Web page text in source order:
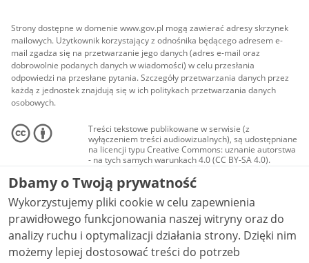
Strony dostępne w domenie www.gov.pl mogą zawierać adresy skrzynek
mailowych. Użytkownik korzystający z odnośnika będącego adresem e-
mail zgadza się na przetwarzanie jego danych (adres e-mail oraz
dobrowolnie podanych danych w wiadomości) w celu przesłania
odpowiedzi na przesłane pytania. Szczegóły przetwarzania danych przez
każdą z jednostek znajdują się w ich politykach przetwarzania danych
osobowych.
Treści tekstowe publikowane w serwisie (z
wyłączeniem treści audiowizualnych), są udostępniane
na licencji typu Creative Commons: uznanie autorstwa
- na tych samych warunkach 4.0 (CC BY-SA 4.0).
Materiały audiowizualne, w tym zdjęcia, materiały
audio i wideo, są udostępniane na licencji typu
Creative Commons: uznanie autorstwa użycie
niekomercyjne - bez utworów zależnych 4.0 (CC BY-
NC-ND 4.0), o ile nie jest to stwierdzone inaczej.
Dbamy o Twoją prywatność
Wykorzystujemy pliki cookie w celu zapewnienia
prawidłowego funkcjonowania naszej witryny oraz do
analizy ruchu i optymalizacji działania strony. Dzięki nim
możemy lepiej dostosować treści do potrzeb